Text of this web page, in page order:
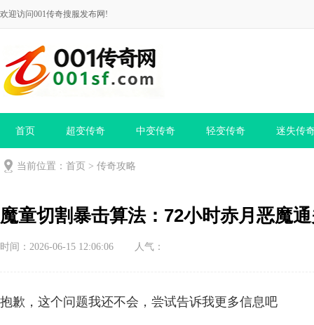
欢迎访问001传奇搜服发布网!
首页 超变传奇 中变传奇 轻变传奇 迷失传
当前位置： 首页 > 传奇攻略
魔童切割暴击算法：72小时赤月恶魔
时间：2026-06-15 12:06:06 人气：
抱歉，这个问题我还不会，尝试告诉我更多信息吧